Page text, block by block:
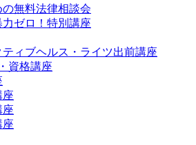
無料法律相談会
ゼロ！特別講座
ティブヘルス・ライツ出前講座
資格講座
座
座
座